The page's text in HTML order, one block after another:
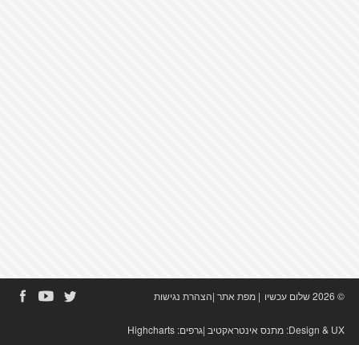
© 2026 שלום עכשיו | מפת אתר|הצהרת נגישות
Design & UX: מתנס אינטראקטיב|גרפים: Highcharts